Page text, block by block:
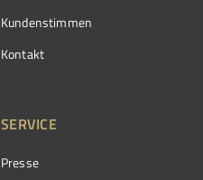
Kundenstimmen
Kontakt
SERVICE
Presse